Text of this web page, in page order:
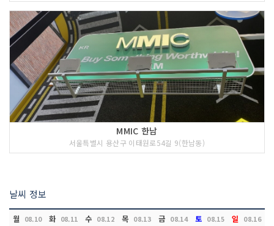
MMIC 한남
서울특별시 용산구 이태원로54길 9(한남동)
날씨 정보
월 08.10 화 08.11 수 08.12 목 08.13 금 08.14 토 08.15 일 08.16